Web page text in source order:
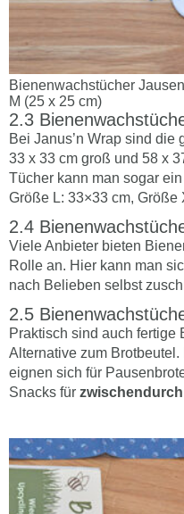
Bienenwachstücher
M (25 x 25 cm)
Bei Janus’n Wrap sind
33 x 33 cm groß und 58 x
Tücher kann man sogar
Größe L: 33×33 cm, Größe
Viele Anbieter bieten
Rolle an. Hier kann man
nach Belieben selbst
Praktisch sind auch fertige
Alternative zum
eignen sich für
Snacks für